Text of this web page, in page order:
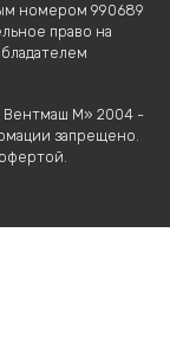
номером 990689
право на
Вентмаш М» 2004 -
запрещено.